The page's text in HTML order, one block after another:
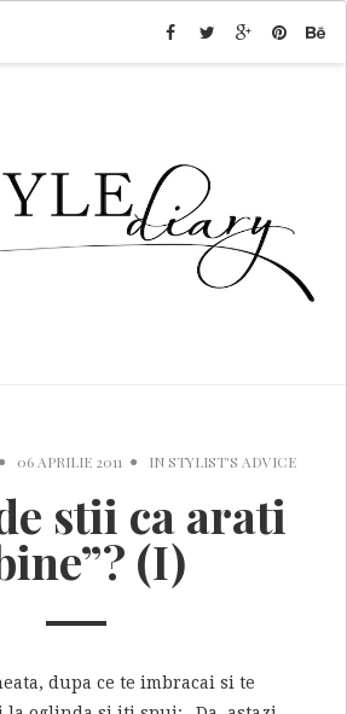
06 APRILIE 2011 IN STYLIST'S ADVICE
stii ca arati
(I)
dupa ce te imbracai si te